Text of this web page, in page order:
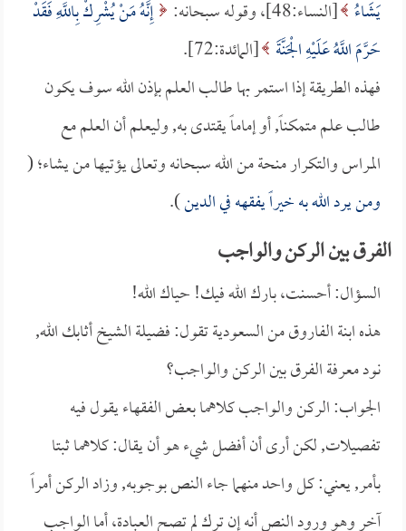
يَشَاءُ [النساء:48]، وقوله سبحانه:
إِنَّهُ مَنْ يُشْرِكْ بِاللَّهِ فَقَدْ
حَرَّمَ اللَّهُ عَلَيْهِ الْجَنَّةَ [المائدة:72].
فهذه الطريقة إذا استمر بها طالب العلم بإذن الله سوف يكون
طالب علم متمكناً, أو إماماً يقتدى به, وليعلم أن العلم مع
المراس والتكرار منحة من الله سبحانه وتعالى يؤتيها من يشاء؛ (
ومن يرد الله به خيراً يفقهه في الدين).
الفرق بين الركن والواجب
السؤال: أحسنت، بارك الله فيك! حياك الله!
هذه ابنة الفاروق من السعودية تقول: فضيلة الشيخ أثابك الله,
نود معرفة الفرق بين الركن والواجب؟
الجواب: الركن والواجب كلاهما بعض الفقهاء يقول فيه
تفصيلات, لكن أرى أن أفضل شيء هو أن يقال: كلاهما ثبتا
بأمر, يعني: كل واحد منهما جاء النص بوجوبه, وزاد الركن أمراً
آخر وهو ورود النص أنه إن ترك لم تصح العبادة، أما الواجب